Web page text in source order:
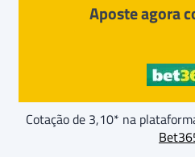
Aposte agora
Cotação de 3,10* na